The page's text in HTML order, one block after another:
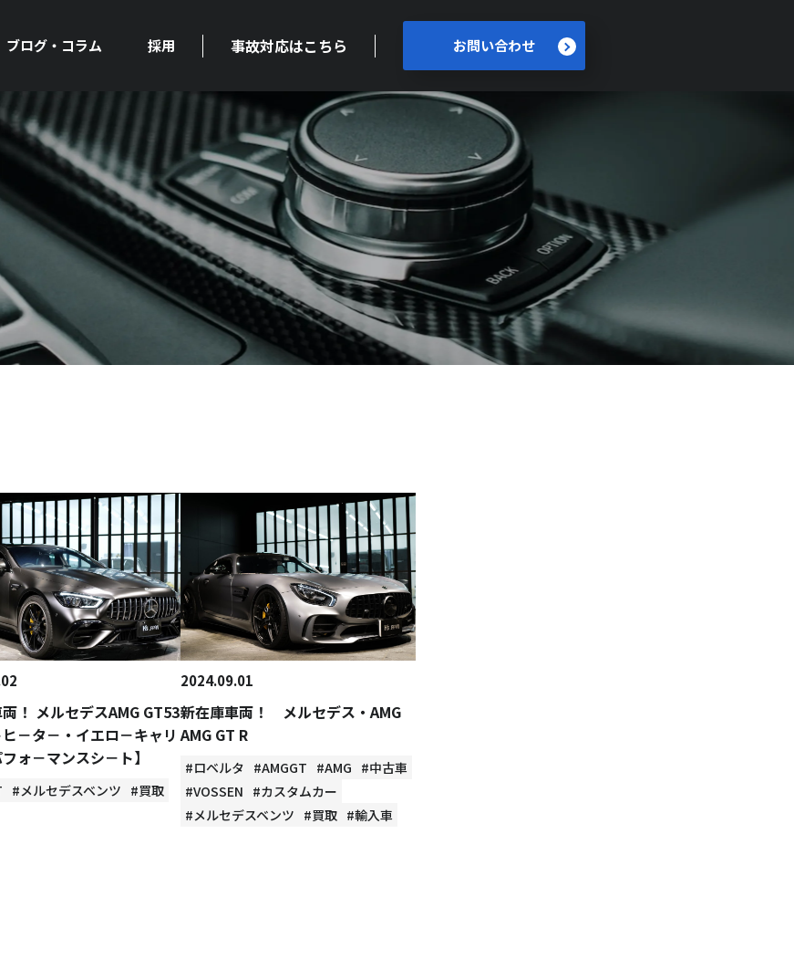
ブログ・コラム 採用 事故対応はこちら お問い合わせ
！ メルセデスAMG GT53
ヒ－タ－・イエロ－キャリ
ォ－マンスシ－ト】
#メルセデスベンツ #買取
2024.09.01
新在庫車両！ メルセデス・AMG
AMG GT R
#ロベルタ #AMGGT #AMG #中古車
#VOSSEN #カスタムカー
#メルセデスベンツ #買取 #輸入車